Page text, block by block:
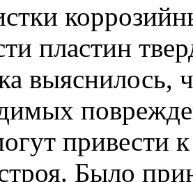
пластин
выяснилось,
привести
Было